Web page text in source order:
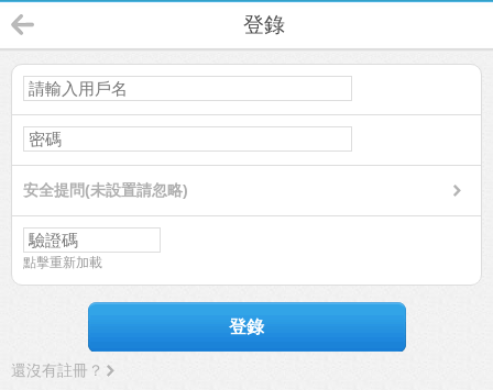
登錄
安全提問(未設置請忽略)
點擊重新加載
登錄
還沒有註冊？